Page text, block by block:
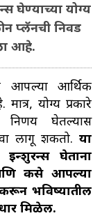
घेण्याच्या योग्य
प्लॅनची निवड
आहे.
आपल्या आर्थिक
योग्य प्रकारे
निर्णय घेतल्यास
लागू शकतो. या
घेताना
कसे आपल्या
भविष्यातील
मिळेल.